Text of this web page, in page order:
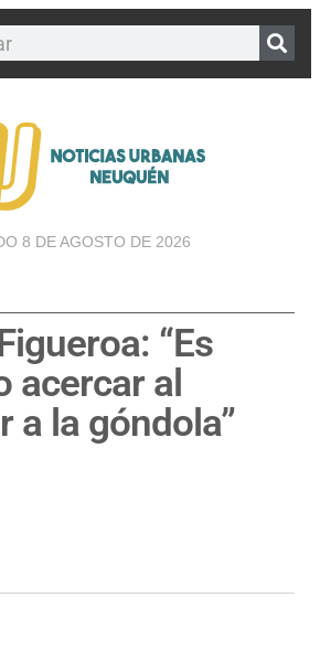
8 DE AGOSTO DE 2026
“Es
acercar al
a la góndola”